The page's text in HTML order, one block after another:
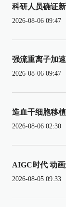
科研人员确证
2026-08-06 09:47
强流重离子加
2026-08-06 09:47
造血干细胞移
2026-08-06 02:30
AIGC时代 动
2026-08-05 09:33